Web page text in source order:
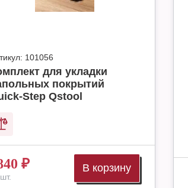
101056
для укладки
покрытий
Step Qstool
₽ В корзину